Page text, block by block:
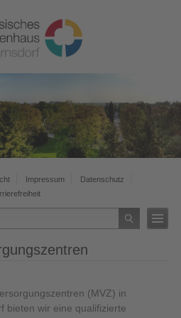
Impressum
Datenschutz
(MVZ) in
bieten wir eine qualifizierte